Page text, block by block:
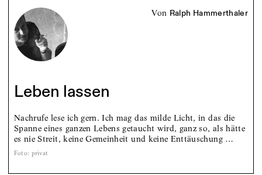
von Ralph Hammerthaler
Leben lassen
Nachrufe lese ich gern. Ich mag das milde Licht, in das die
Spanne eines ganzen Lebens getaucht wird, ganz so, als hätte
es nie Streit, keine Gemeinheit und keine Enttäuschung …
Foto: privat